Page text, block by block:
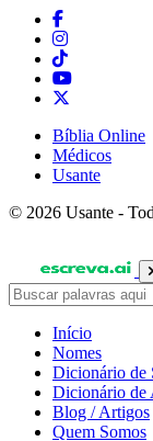
Bíblia Online
Médicos
Usante
© 2026 Usante -
Início
Nomes
Dicionário de
Dicionário de
Blog / Artigos
Quem Somos